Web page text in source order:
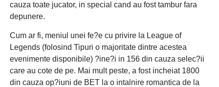
cauza toate jucator, in special cand au fost tambur fara
depunere.
Cum ar fi, meniul unei fe?e cu privire la League of
Legends (folosind Tipuri o majoritate dintre acestea
evenimente disponibile) ?ine?i in 156 din cauza selec?ii
care au cote de pe. Mai mult peste, a fost incheiat 1800
din cauza op?iuni de BET la o intalnire romantica de la